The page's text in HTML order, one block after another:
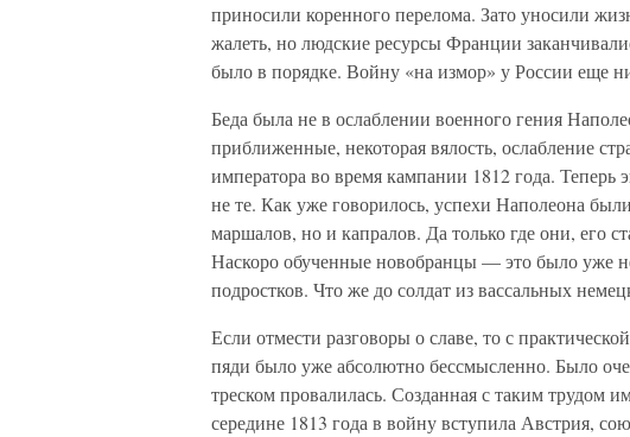
приносили коренного перелома. Зато уносили
жалеть, но людские ресурсы Франции
было в порядке. Войну «на измор» у России еще
Беда была не в ослаблении военного гения
приближенные, некоторая вялость, ослабление
императора во время кампании 1812 года. Теперь
не те. Как уже говорилось, успехи Наполеона
маршалов, но и капралов. Да только где они, его
Наскоро обученные новобранцы — это было уже
подростков. Что же до солдат из вассальных
Если отмести разговоры о славе, то с
пяди было уже абсолютно бессмысленно. Было
треском провалилась. Созданная с таким трудом
середине 1813 года в войну вступила Австрия,